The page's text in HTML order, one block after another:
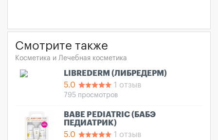
Смотрите также
Косметика и Лечебная косметика
LIBREDERM (ЛИБРЕДЕРМ)
5.0
1 отзыв
795 просмотров
BABE PEDIATRIC (БАБЭ
ПЕДИАТРИК)
5.0
1 отзыв